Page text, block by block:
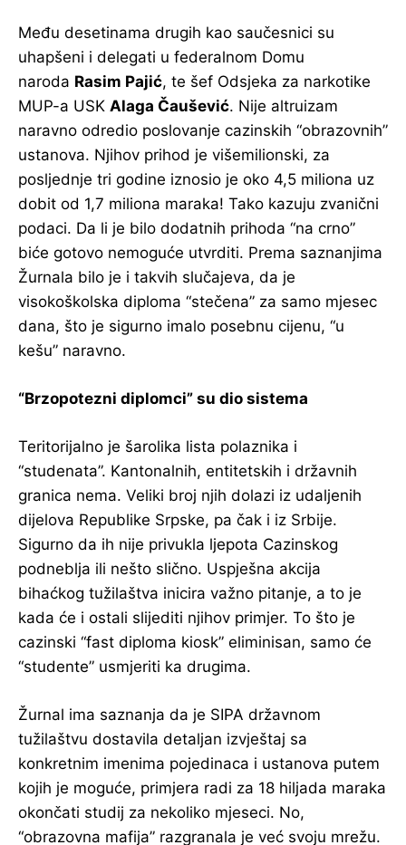
Među desetinama drugih kao saučesnici su
uhapšeni i delegati u federalnom Domu
naroda Rasim Pajić, te šef Odsjeka za narkotike
MUP-a USK Alaga Čaušević. Nije altruizam
naravno odredio poslovanje cazinskih “obrazovnih”
ustanova. Njihov prihod je višemilionski, za
posljednje tri godine iznosio je oko 4,5 miliona uz
dobit od 1,7 miliona maraka! Tako kazuju zvanični
podaci. Da li je bilo dodatnih prihoda “na crno”
biće gotovo nemoguće utvrditi. Prema saznanjima
Žurnala bilo je i takvih slučajeva, da je
visokoškolska diploma “stečena” za samo mjesec
dana, što je sigurno imalo posebnu cijenu, “u
kešu” naravno.
“Brzopotezni diplomci” su dio sistema
Teritorijalno je šarolika lista polaznika i
“studenata”. Kantonalnih, entitetskih i državnih
granica nema. Veliki broj njih dolazi iz udaljenih
dijelova Republike Srpske, pa čak i iz Srbije.
Sigurno da ih nije privukla ljepota Cazinskog
podneblja ili nešto slično. Uspješna akcija
bihaćkog tužilaštva inicira važno pitanje, a to je
kada će i ostali slijediti njihov primjer. To što je
cazinski “fast diploma kiosk” eliminisan, samo će
“studente” usmjeriti ka drugima.
Žurnal ima saznanja da je SIPA državnom
tužilaštvu dostavila detaljan izvještaj sa
konkretnim imenima pojedinaca i ustanova putem
kojih je moguće, primjera radi za 18 hiljada maraka
okončati studij za nekoliko mjeseci. No,
“obrazovna mafija” razgranala je već svoju mrežu.